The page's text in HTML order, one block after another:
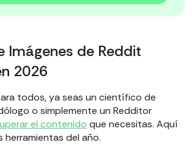
Imágenes de Reddit
2026
todos, ya seas un científico de
o simplemente un Redditor
el contenido que necesitas. Aquí
herramientas del año.